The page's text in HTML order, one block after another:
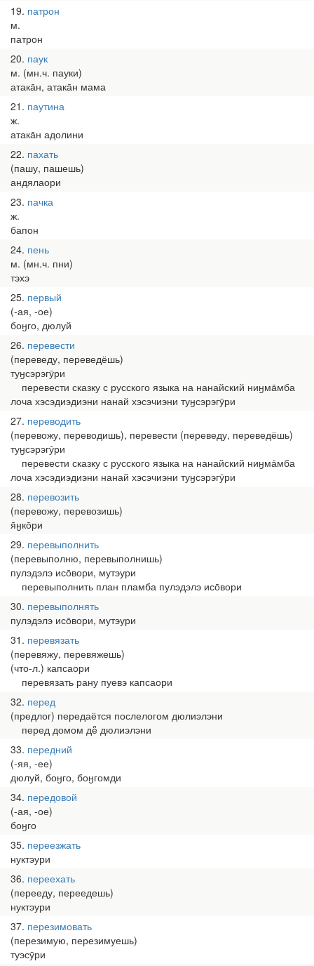
19 патрон
м.
патрон
20 паук
м. (мн.ч. пауки)
атака̄н, атака̄н мама
21 паутина
ж.
атака̄н адолини
22 пахать
(пашу, пашешь)
андялаори
23 пачка
ж.
бапон
24 пень
м. (мн.ч. пни)
тэхэ
25 первый
(-ая, -ое)
боӈго, дюлуй
26 перевести
(переведу, переведёшь)
туӈсэрэгӯри
перевести сказку с русского языка на нанайский ниӈма̄мба
лоча хэсэдиэдиэни нанай хэсэчиэни туӈсэрэгӯри
27 переводить
(перевожу, переводишь), перевести (переведу, переведёшь)
туӈсэрэгӯри
перевести сказку с русского языка на нанайский ниӈма̄мба
лоча хэсэдиэдиэни нанай хэсэчиэни туӈсэрэгӯри
28 перевозить
(перевожу, перевозишь)
я̄ӈко̄ри
29 перевыполнить
(перевыполню, перевыполнишь)
пулэдэлэ исо̄вори, мутэури
перевыполнить план пламба пулэдэлэ исо̄вори
30 перевыполнять
пулэдэлэ исо̄вори, мутэури
31 перевязать
(перевяжу, перевяжешь)
(что-л.) капсаори
перевязать рану пуевэ капсаори
32 перед
(предлог) передаётся послелогом дюлиэлэни
перед домом дё̄ дюлиэлэни
33 передний
(-яя, -ее)
дюлуй, боӈго, боӈгомди
34 передовой
(-ая, -ое)
боӈго
35 переезжать
нуктэури
36 переехать
(перееду, переедешь)
нуктэури
37 перезимовать
(перезимую, перезимуешь)
туэсӯри